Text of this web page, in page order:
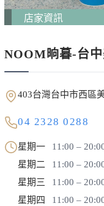
店家資訊
NOOM晌暮-台
403台灣台中市西區
04 2328 0288
星期一
11:00 –
星期二
11:00 –
星期三
11:00 –
星期四
11:00 –